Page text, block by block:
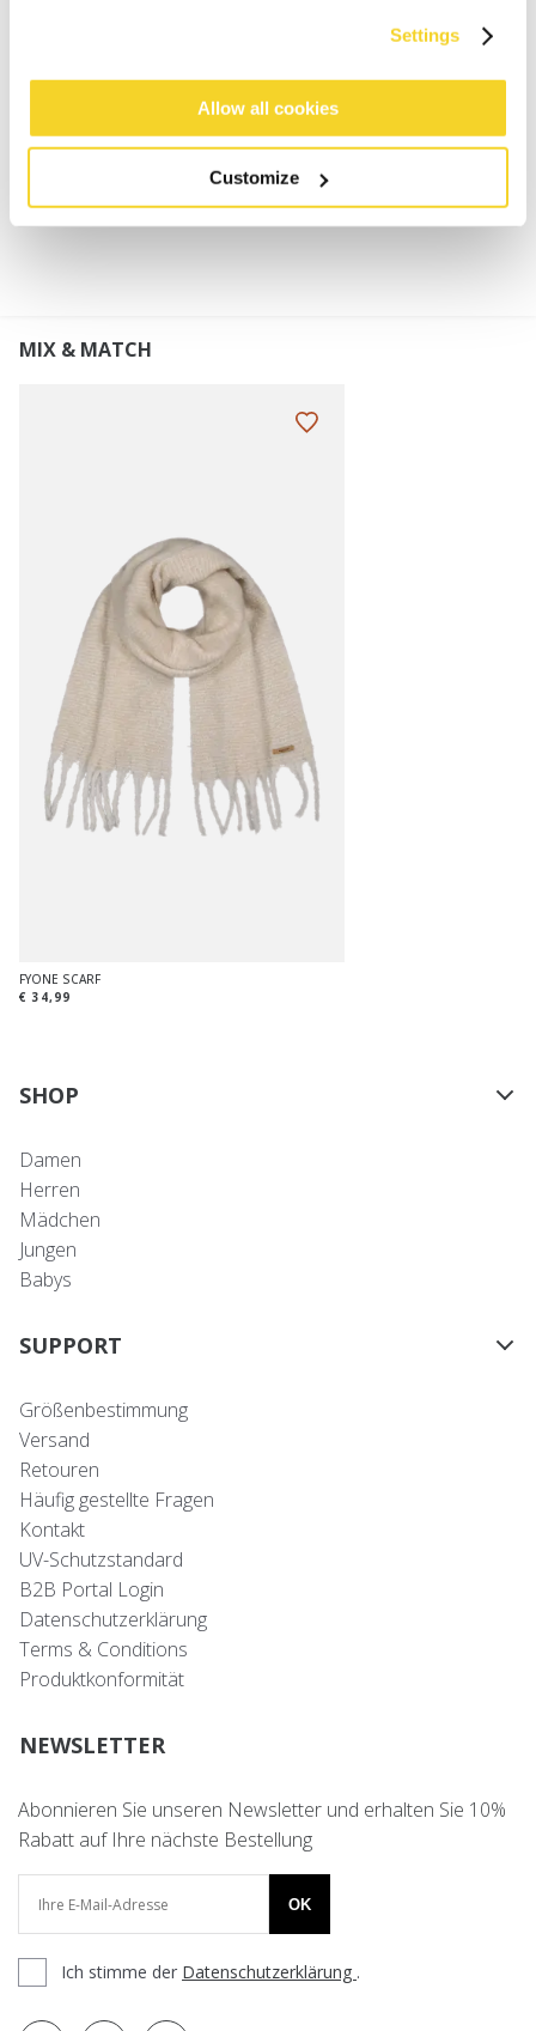
Settings
Allow all cookies
Customize
Passformbereich
MATERIALIEN UND DETAILS
MIX & MATCH
FYONE SCARF
€ 34,99
SHOP
Damen
Herren
Mädchen
Jungen
Babys
SUPPORT
Größenbestimmung
Versand
Retouren
Häufig gestellte Fragen
Kontakt
UV-Schutzstandard
B2B Portal Login
Datenschutzerklärung
Terms & Conditions
Produktkonformität
NEWSLETTER
Abonnieren Sie unseren Newsletter und erhalten Sie 10%
Rabatt auf Ihre nächste Bestellung
OK
Ich stimme der Datenschutzerklärung .